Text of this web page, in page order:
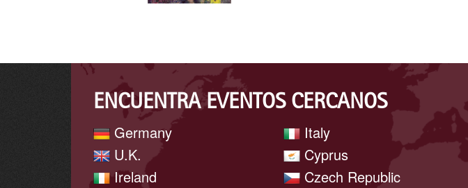
ENCUENTRA EVENTOS CERCANOS
Germany
U.K.
Ireland
Italy
Cyprus
Czech Republic